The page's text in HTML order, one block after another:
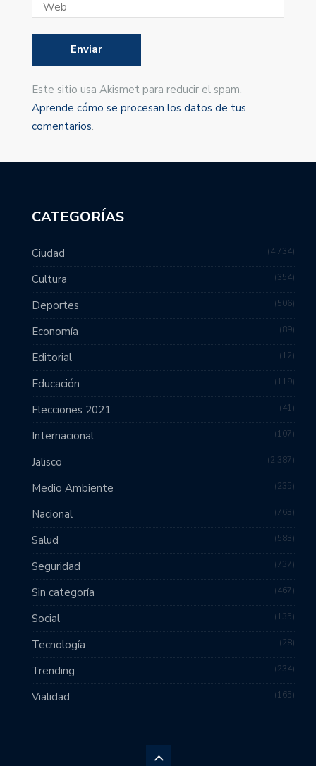
Este sitio usa Akismet para reducir el spam.
Aprende cómo se procesan los datos de tus
comentarios.
CATEGORÍAS
Ciudad 4,734
Cultura 354
Deportes 506
Economía 89
Editorial 12
Educación 119
Elecciones 2021 41
Internacional 107
Jalisco 2,387
Medio Ambiente 235
Nacional 763
Salud 583
Seguridad 737
Sin categoría 467
Social 135
Tecnología 28
Trending 234
Vialidad 165